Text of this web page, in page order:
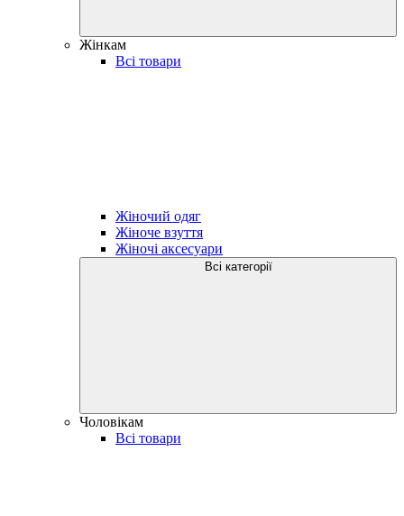
Жінкам
Всі товари
Жіночий одяг
Жіноче взуття
Жіночі аксесуари
Всі категорії
Чоловікам
Всі товари